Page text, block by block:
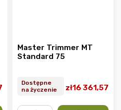
Master Trimmer MT
Standard 75
Dostępne
na życzenie
zł16 361,57